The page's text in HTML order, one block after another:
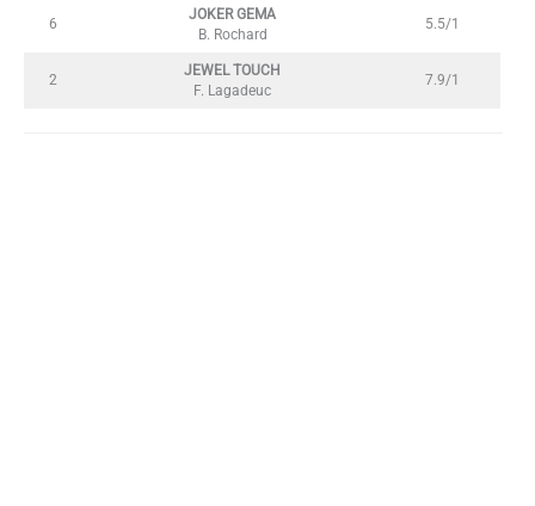
6
JOKER GEMA
B. Rochard
5.5/1
2
JEWEL TOUCH
F. Lagadeuc
7.9/1